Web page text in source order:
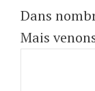
Dans
Mais